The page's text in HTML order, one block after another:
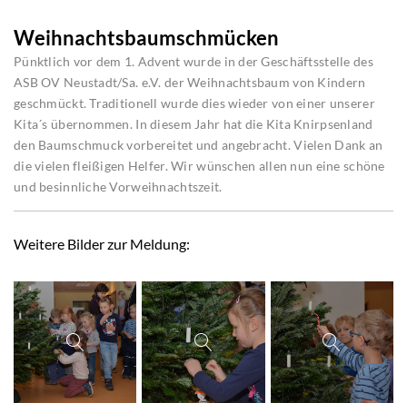
Weihnachtsbaumschmücken
Pünktlich vor dem 1. Advent wurde in der Geschäftsstelle des
ASB OV Neustadt/Sa. e.V. der Weihnachtsbaum von Kindern
geschmückt. Traditionell wurde dies wieder von einer unserer
Kita´s übernommen. In diesem Jahr hat die Kita Knirpsenland
den Baumschmuck vorbereitet und angebracht. Vielen Dank an
die vielen fleißigen Helfer. Wir wünschen allen nun eine schöne
und besinnliche Vorweihnachtszeit.
Weitere Bilder zur Meldung: